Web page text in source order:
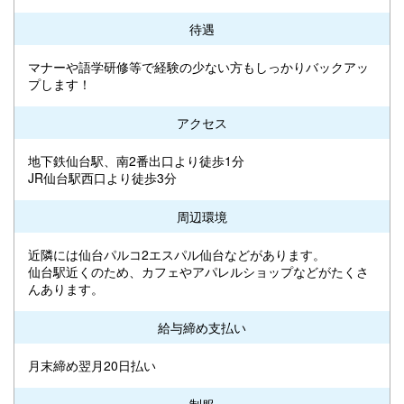
待遇
マナーや語学研修等で経験の少ない方もしっかりバックアッ
プします！
アクセス
地下鉄仙台駅、南2番出口より徒歩1分
JR仙台駅西口より徒歩3分
周辺環境
近隣には仙台パルコ2エスパル仙台などがあります。
仙台駅近くのため、カフェやアパレルショップなどがたくさ
んあります。
給与締め支払い
月末締め翌月20日払い